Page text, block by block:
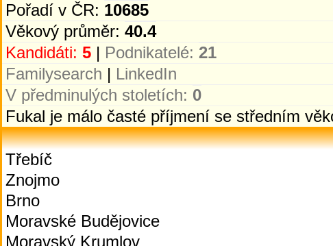
Pořadí v ČR: 10685
Věkový průměr: 40.4
Kandidáti: 5 | Podnikatelé: 21
Familysearch | LinkedIn
V předminulých stoletích: 0
Fukal je málo časté příjmení se středním
Třebíč
Znojmo
Brno
Moravské Budějovice
Moravský Krumlov